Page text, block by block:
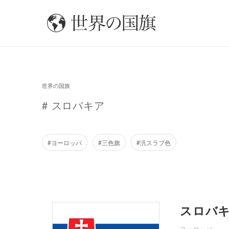
世界の国旗
# スロバキア
#ヨーロッパ #三色旗 #汎スラブ色
スロバ